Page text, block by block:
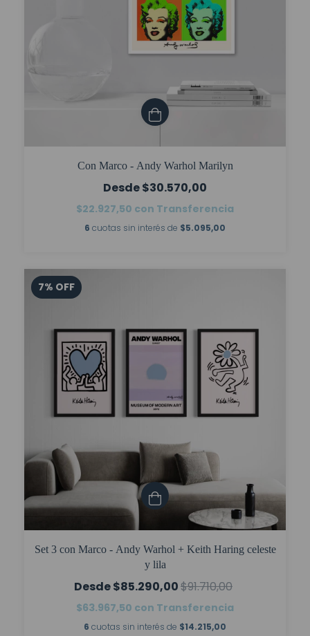
Con Marco - Andy Warhol Marilyn
$30.570,00
$22.927,50 con Transferencia
6 cuotas sin interés de $5.095,00
7% OFF
Set 3 con Marco - Andy Warhol + Keith Haring celeste
y lila
$85.290,00$91.710,00
$63.967,50 con Transferencia
6 cuotas sin interés de $14.215,00